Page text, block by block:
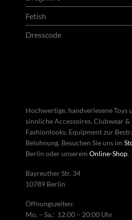
Fetish
Dresscode
Hochwertige, handverlesene Toys
sinnliche Accessoires. Clubwear &
Fashionlooks. Equipment zur
Belohnung. Besuchen Sie uns im
Berlin oder unserem Online-Shop.
Bayreuther Str. 34
10789 Berlin
Öffnungszeiten:
Mo. – Sa.: 12:00 – 20:00 Uhr